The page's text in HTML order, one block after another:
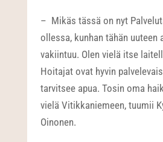
– Mikäs tässä on nyt
ollessa, kunhan tähän uuteen
vakiintuu. Olen vielä itse
Hoitajat ovat hyvin
tarvitsee apua. Tosin oma
vielä Vitikkaniemeen, tuumii
Oinonen.